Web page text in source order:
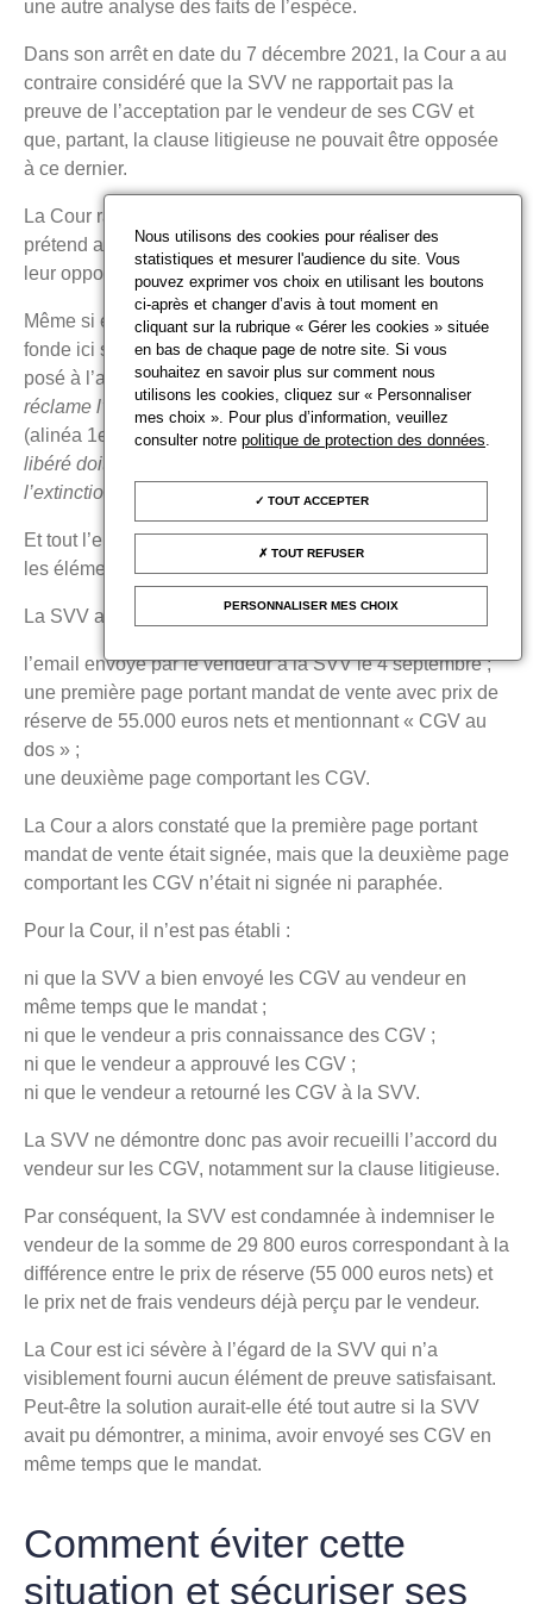
une autre analyse des faits de l’espèce.
Dans son arrêt en date du 7 décembre 2021, la Cour a au
contraire considéré que la SVV ne rapportait pas la
preuve de l’acceptation par le vendeur de ses CGV et
que, partant, la clause litigieuse ne pouvait être opposée
à ce dernier.
La Cour rappelle d’abord qu’il appartient à la SVV, qui
prétend avoir respecté les CGV, de rapporter la preuve de
leur opposabilité au vendeur.
Même si elle ne le vise pas expressément, la Cour se
fonde ici sur le principe d’administration de la preuve
posé à l’article 1353 du Code civil selon lequel « c
réclame l’exécution d’une obligation doit la prouver»
(alinéa 1er) et «réciproquement, celui qui se prétend
libéré doit justifier le paiement ou le fait qui a produit
l’extinction de son obligation » (alinéa 2).
Et tout l’enjeu dans cette affaire réside précisément dans
les éléments de preuve fournis par la SVV à la Cour.
La SVV a ainsi produit :
l’email envoyé par le vendeur à la SVV le 4 septembre ;
une première page portant mandat de vente avec prix de
réserve de 55.000 euros nets et mentionnant « CGV au
dos » ;
une deuxième page comportant les CGV.
La Cour a alors constaté que la première page portant
mandat de vente était signée, mais que la deuxième page
comportant les CGV n’était ni signée ni paraphée.
Pour la Cour, il n’est pas établi :
ni que la SVV a bien envoyé les CGV au vendeur en
même temps que le mandat ;
ni que le vendeur a pris connaissance des CGV ;
ni que le vendeur a approuvé les CGV ;
ni que le vendeur a retourné les CGV à la SVV.
La SVV ne démontre donc pas avoir recueilli l’accord du
vendeur sur les CGV, notamment sur la clause litigieuse.
Par conséquent, la SVV est condamnée à indemniser le
vendeur de la somme de 29 800 euros correspondant à la
différence entre le prix de réserve (55 000 euros nets) et
le prix net de frais vendeurs déjà perçu par le vendeur.
La Cour est ici sévère à l’égard de la SVV qui n’a
visiblement fourni aucun élément de preuve satisfaisant.
Peut-être la solution aurait-elle été tout autre si la SVV
avait pu démontrer, a minima, avoir envoyé ses CGV en
même temps que le mandat.
Comment éviter cette
situation et sécuriser ses
Nous utilisons des cookies pour réaliser des
statistiques et mesurer l'audience du site. Vous
pouvez exprimer vos choix en utilisant les boutons
ci-après et changer d’avis à tout moment en
cliquant sur la rubrique « Gérer les cookies » située
en bas de chaque page de notre site. Si vous
souhaitez en savoir plus sur comment nous
utilisons les cookies, cliquez sur « Personnaliser
mes choix ». Pour plus d’information, veuillez
consulter notrepolitique de protection des données.
TOUT ACCEPTER
TOUT REFUSER
PERSONNALISER MES CHOIX